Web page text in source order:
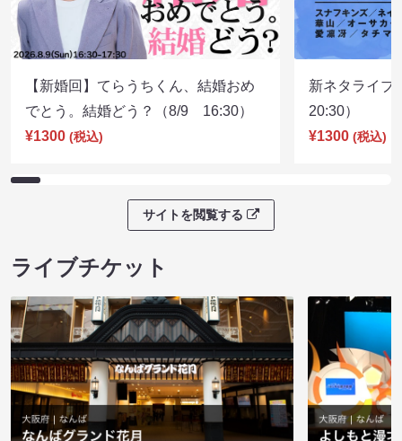
【新婚回】てらうちくん、結婚おめ
でとう。結婚どう？（8/9 16:30）
¥1300 (税込)
新ネタライ
20:30）
¥1300 (税込)
サイトを閲覧する
ライブチケット